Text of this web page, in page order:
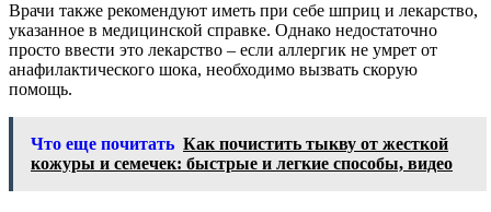
Врачи также рекомендуют иметь при себе шприц и лекарство,
указанное в медицинской справке. Однако недостаточно
просто ввести это лекарство – если аллергик не умрет от
анафилактического шока, необходимо вызвать скорую
помощь.
Что еще почитать Как почистить тыкву от жесткой
кожуры и семечек: быстрые и легкие способы, видео